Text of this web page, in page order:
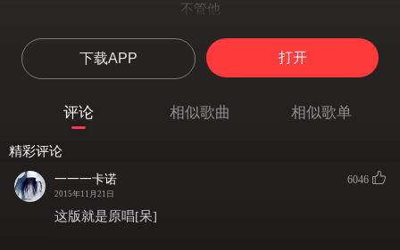
不管他
不害怕
Can't hold it back anymore
秘密已经大白于天下
不管他
下载APP 打开
评论 相似歌曲 相似歌单
精彩评论
一一一卡诺
2015年11月21日
6046
这版就是原唱[呆]